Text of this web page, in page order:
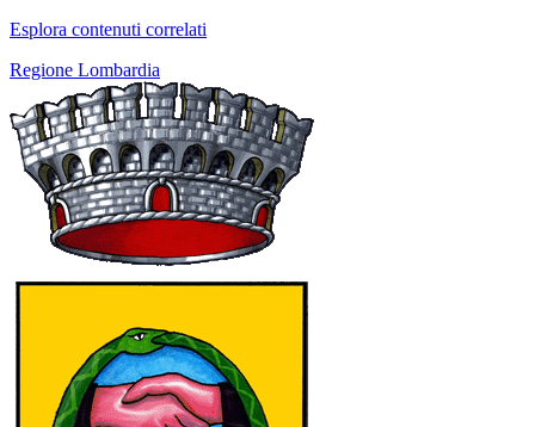
Esplora contenuti correlati
Regione Lombardia